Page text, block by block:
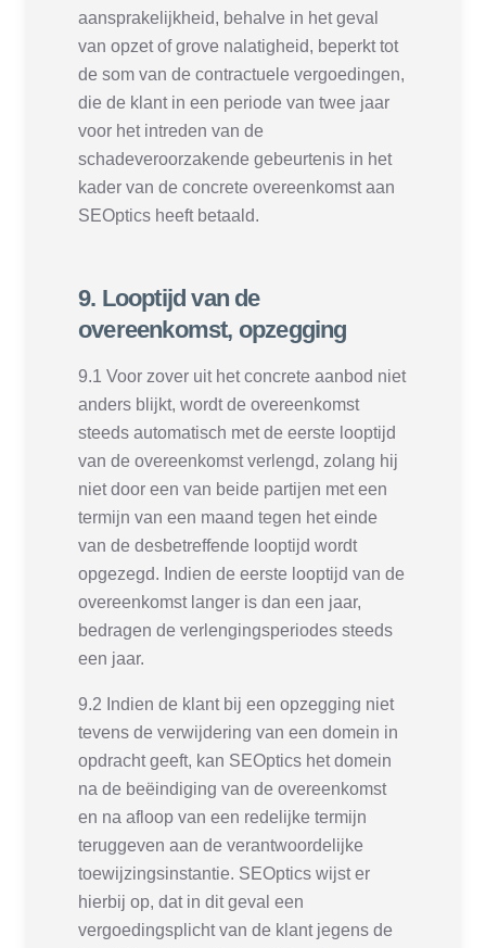
aansprakelijkheid, behalve in het geval
van opzet of grove nalatigheid, beperkt tot
de som van de contractuele vergoedingen,
die de klant in een periode van twee jaar
voor het intreden van de
schadeveroorzakende gebeurtenis in het
kader van de concrete overeenkomst aan
SEOptics heeft betaald.
9. Looptijd van de
overeenkomst, opzegging
9.1 Voor zover uit het concrete aanbod niet
anders blijkt, wordt de overeenkomst
steeds automatisch met de eerste looptijd
van de overeenkomst verlengd, zolang hij
niet door een van beide partijen met een
termijn van een maand tegen het einde
van de desbetreffende looptijd wordt
opgezegd. Indien de eerste looptijd van de
overeenkomst langer is dan een jaar,
bedragen de verlengingsperiodes steeds
een jaar.
9.2 Indien de klant bij een opzegging niet
tevens de verwijdering van een domein in
opdracht geeft, kan SEOptics het domein
na de beëindiging van de overeenkomst
en na afloop van een redelijke termijn
teruggeven aan de verantwoordelijke
toewijzingsinstantie. SEOptics wijst er
hierbij op, dat in dit geval een
vergoedingsplicht van de klant jegens de